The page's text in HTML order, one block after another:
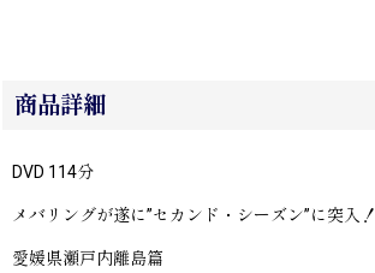
商品詳細
DVD 114分
メバリングが遂に”セカンド・シーズン”に突入！
愛媛県瀬戸内離島篇